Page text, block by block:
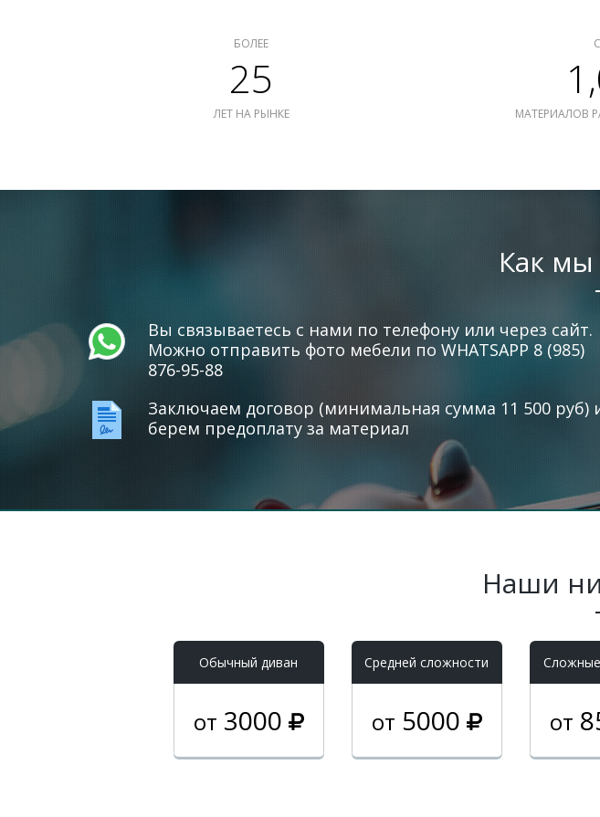
БОЛЕЕ
25
ЛЕТ НА РЫНКЕ МАТЕРИАЛОВ
Как мы
Вы связываетесь с нами по телефону или через сайт.
Можно отправить фото мебели по WHATSAPP 8 (985)
876-95-88
Заключаем договор (минимальная сумма 11 500 руб)
берем предоплату за материал
Наши
Обычный диван
от 3000
Средней сложности
от 5000 от